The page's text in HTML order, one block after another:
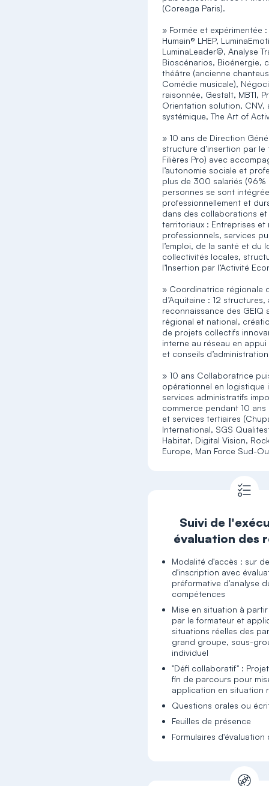
(Coreaga Paris).
» Formée et expérimentée :
Humain® LHEP,
LuminaLeader©, Analyse
Bioscénarios, Bioénergie,
théâtre (ancienne
Comédie musicale),
raisonnée, Gestalt, MBTI,
Orientation solution, CNV,
systémique, The Art of
» 10 ans de Direction
structure d’insertion par le
Filières Pro) avec
l’autonomie sociale et
plus de 300 salariés (96%
personnes se sont
professionnellement et
dans des collaborations
territoriaux : Entreprises et
professionnels, services
l’emploi, de la santé et du
collectivités locales,
l’Insertion par l’Activité
» Coordinatrice régionale
d’Aquitaine : 12
reconnaissance des GEIQ
régional et national,
de projets collectifs
interne au réseau en
et conseils d’administration
» 10 ans Collaboratrice
opérationnel en logistique
services administratifs
commerce pendant 10
et services tertiaires
International, SGS
Habitat, Digital Vision,
Europe, Man Force Sud-
Suivi de
évaluation des
Modalité d'accès : sur
d'inscription avec
préformative d'analyse
compétences
Mise en situation à
par le formateur et
situations réelles des
grand groupe, sous-
individuel
"Défi collaboratif" :
fin de parcours pour
application en situation
Questions orales ou
Feuilles de présence
Formulaires